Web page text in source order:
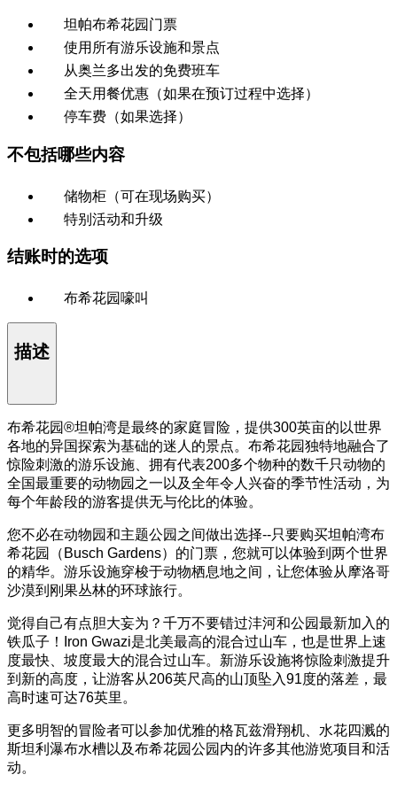
坦帕布希花园门票
使用所有游乐设施和景点
从奥兰多出发的免费班车
全天用餐优惠（如果在预订过程中选择）
停车费（如果选择）
不包括哪些内容
储物柜（可在现场购买）
特别活动和升级
结账时的选项
布希花园嚎叫
描述
布希花园®坦帕湾是最终的家庭冒险，提供300英亩的以世界
各地的异国探索为基础的迷人的景点。布希花园独特地融合了
惊险刺激的游乐设施、拥有代表200多个物种的数千只动物的
全国最重要的动物园之一以及全年令人兴奋的季节性活动，为
每个年龄段的游客提供无与伦比的体验。
您不必在动物园和主题公园之间做出选择--只要购买坦帕湾布
希花园（Busch Gardens）的门票，您就可以体验到两个世界
的精华。游乐设施穿梭于动物栖息地之间，让您体验从摩洛哥
沙漠到刚果丛林的环球旅行。
觉得自己有点胆大妄为？千万不要错过沣河和公园最新加入的
铁瓜子！Iron Gwazi是北美最高的混合过山车，也是世界上速
度最快、坡度最大的混合过山车。新游乐设施将惊险刺激提升
到新的高度，让游客从206英尺高的山顶坠入91度的落差，最
高时速可达76英里。
更多明智的冒险者可以参加优雅的格瓦兹滑翔机、水花四溅的
斯坦利瀑布水槽以及布希花园公园内的许多其他游览项目和活
动。